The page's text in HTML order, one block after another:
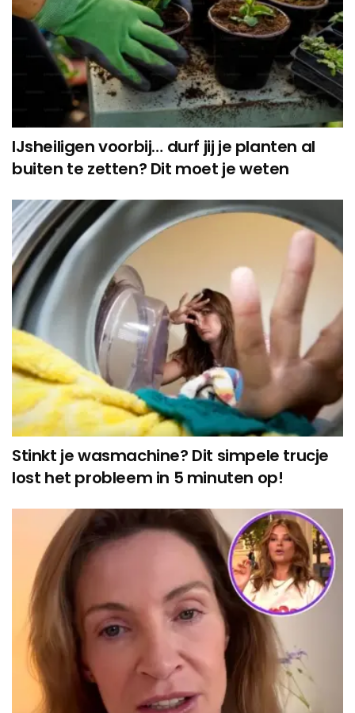
IJsheiligen voorbij… durf jij je planten al
buiten te zetten? Dit moet je weten
Stinkt je wasmachine? Dit simpele trucje
lost het probleem in 5 minuten op!